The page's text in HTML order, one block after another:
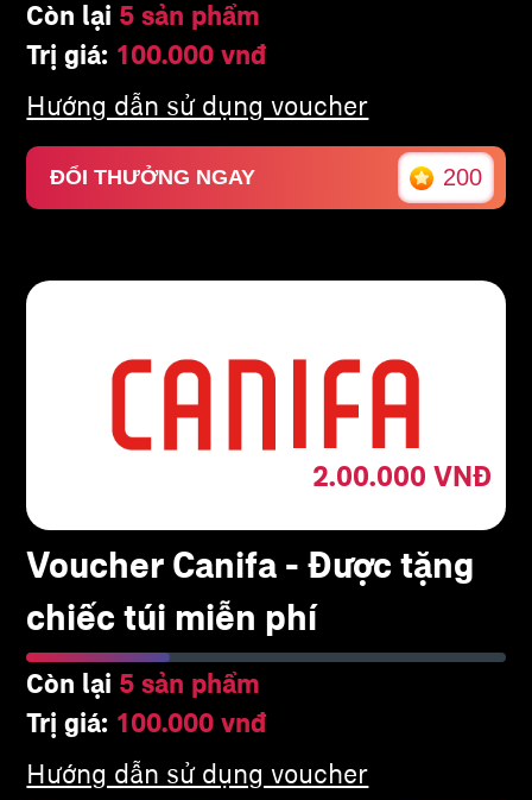
Còn lại 5 sản phẩm
Trị giá: 100.000 vnđ
Hướng dẫn sử dụng voucher
ĐỔI THƯỞNG NGAY 200
2.00.000 VNĐ
Voucher Canifa - Được tặng
chiếc túi miễn phí
Còn lại 5 sản phẩm
Trị giá: 100.000 vnđ
Hướng dẫn sử dụng voucher